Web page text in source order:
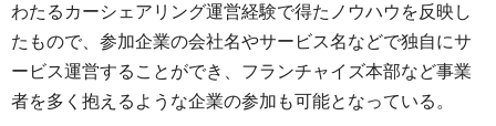
わたるカーシェアリング運営経験で得たノウハウを反映し
たもので、参加企業の会社名やサービス名などで独自にサ
ービス運営することができ、フランチャイズ本部など事業
者を多く抱えるような企業の参加も可能となっている。